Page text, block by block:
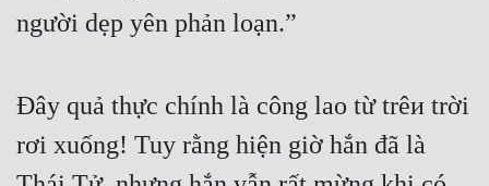
người dẹp yên phản loạn.”
Đây quả thực chính là công lao từ trêи trời
rơi xuống! Tuy rằng hiện giờ hắn đã là